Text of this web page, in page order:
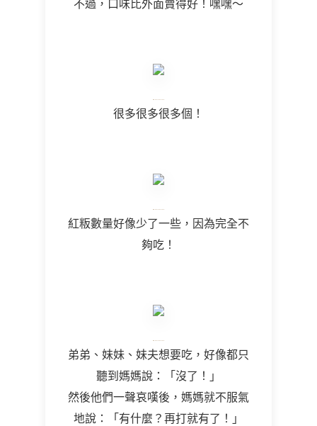
不過，口味比外面賣得好！嘿嘿～
很多很多很多個！
紅粄數量好像少了一些，因為完全不
夠吃！
弟弟、妹妹、妹夫想要吃，好像都只
聽到媽媽說：「沒了！」
然後他們一聲哀嘆後，媽媽就不服氣
地說：「有什麼？再打就有了！」